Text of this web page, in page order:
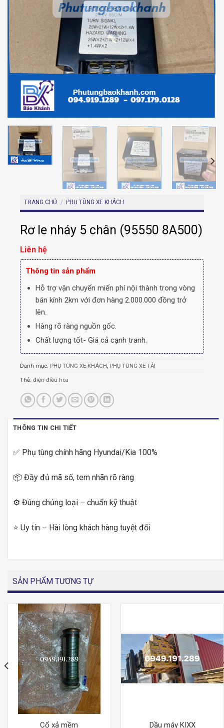
TRANG CHỦ / PHỤ TÙNG XE KHÁCH
Rơ le nháy 5 chân (95550 8A500)
Liên hệ
Thông tin sản phẩm
Hỗ trợ vận chuyển miến phí nội thành trong vòng
bán kính 2km với đơn hàng 2.000.000 đồng trở
lên.
Hàng rõ ràng nguồn gốc.
Chất lượng tốt- Giá cả cạnh tranh.
Danh mục: PHỤ TÙNG XE KHÁCH , PHỤ TÙNG XE TẢI
Thẻ: điện điều hòa
THÔNG TIN CHI TIẾT
✅ Phụ tùng chính hãng Hyundai/Kia 100%
📦 Đầy đủ mã số, tem nhãn rõ ràng
⚙️ Đúng chủng loại – chuẩn kỹ thuật
⭐ Uy tín – Hài lòng khách hàng tuyệt đối
SẢN PHẨM TƯƠNG TỰ
Cổ xả mềm Dầu máy KIXX